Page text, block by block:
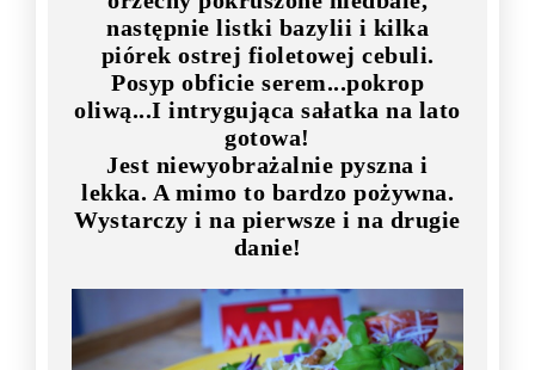
następnie listki bazylii i kilka
piórek ostrej fioletowej cebuli.
Posyp obficie serem...pokrop
oliwą...I intrygująca sałatka na lato
gotowa!
Jest niewyobrażalnie pyszna i
lekka. A mimo to bardzo pożywna.
Wystarczy i na pierwsze i na drugie
danie!